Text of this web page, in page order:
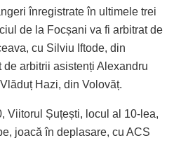
înregistrate în ultimele trei
de la Focșani va fi arbitrat de
cu Silviu Iftode, din
de arbitrii asistenți Alexandru
Hazi, din Volovăț.
Viitorul Șuțești, locul al 10-lea,
joacă în deplasare, cu ACS